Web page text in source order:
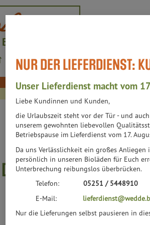
wedde.bio
LieferdienstProdukte Shop Bistros
NUR DER LIEFERDIENST:
Unser Lieferdienst macht vom
Liebe Kundinnen und Kunden,
die Urlaubszeit steht vor der Tür - und
unserem gewohnten liebevollen
Betriebspause im Lieferdienst vom 17.
Da uns Verlässlichkeit ein großes
persönlich in unseren Bioläden für Euch
Unterbrechung reibungslos überbrücken.
Telefon: 05251 / 5448910
E-Mail:
Nur die Lieferungen selbst pausieren in